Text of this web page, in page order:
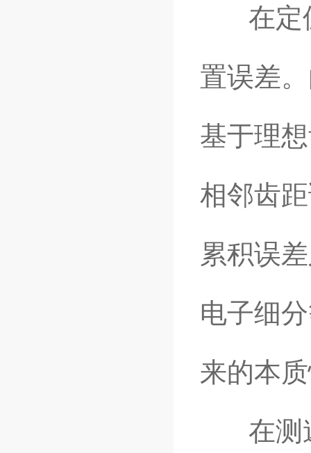
在定位
置误差
基于理
相邻齿
累积误
电子细
来的本
在测速